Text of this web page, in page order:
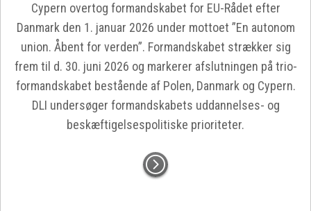
Cypern overtog formandskabet for EU-Rådet efter
Danmark den 1. januar 2026 under mottoet ”En autonom
union. Åbent for verden”. Formandskabet strækker sig
frem til d. 30. juni 2026 og markerer afslutningen på trio-
formandskabet bestående af Polen, Danmark og Cypern.
DLI undersøger formandskabets uddannelses- og
beskæftigelsespolitiske prioriteter.